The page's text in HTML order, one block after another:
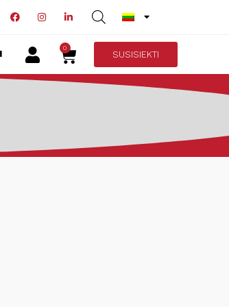
0
SUSISIEKTI